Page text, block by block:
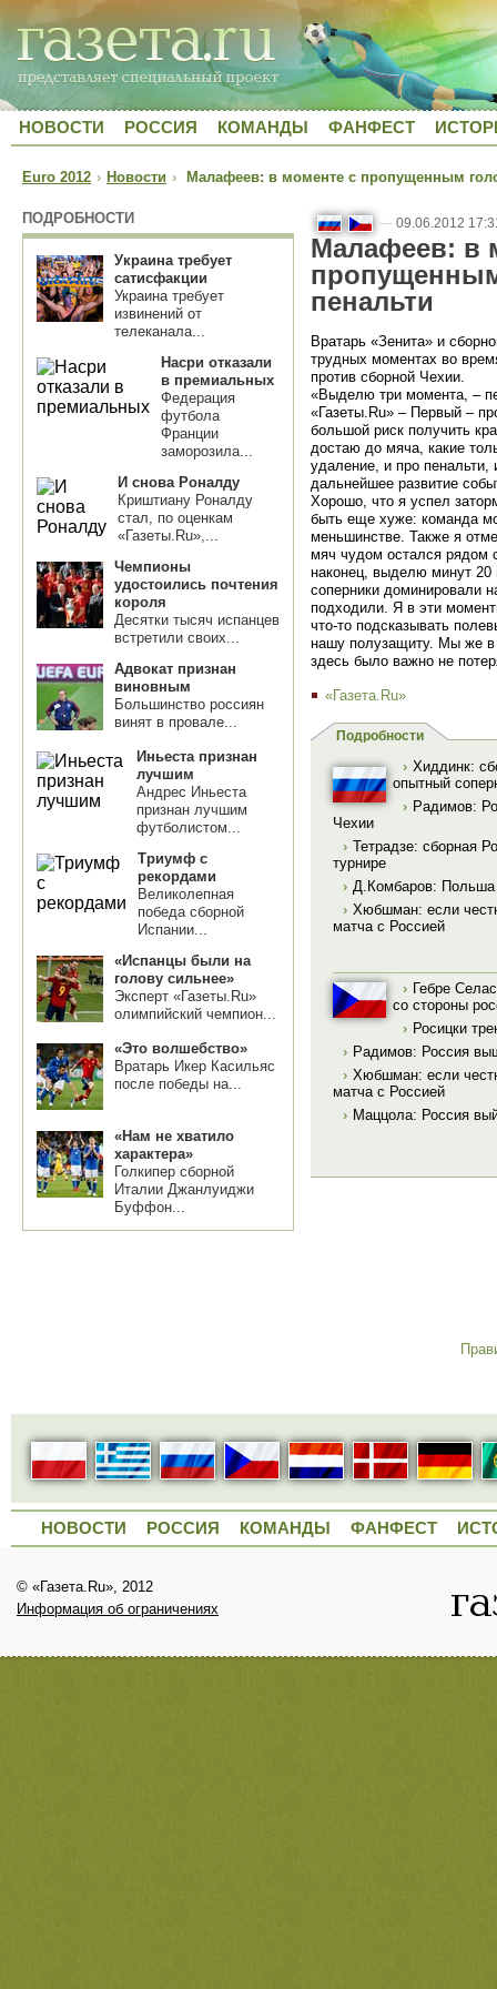
НОВОСТИ РОССИЯ КОМАНДЫ ФАНФЕСТ
Euro 2012 › Новости › Малафеев: в моменте с пропущенным
ПОДРОБНОСТИ
Украина требует
сатисфакции
Украина требует
извинений от
телеканала...
Насри отказали
в премиальных
Федерация
футбола
Франции
заморозила...
И снова Роналду
Криштиану Роналду
стал, по оценкам
«Газеты.Ru»,...
Чемпионы
удостоились почтения
короля
Десятки тысяч испанцев
встретили своих...
Адвокат признан
виновным
Большинство россиян
винят в провале...
Иньеста признан
лучшим
Андрес Иньеста
признан лучшим
футболистом...
Триумф с
рекордами
Великолепная
победа сборной
Испании...
«Испанцы были на
голову сильнее»
Эксперт «Газеты.Ru»
олимпийский чемпион...
«Это волшебство»
Вратарь Икер Касильяс
после победы на...
«Нам не хватило
характера»
Голкипер сборной
Италии Джанлуиджи
Буффон...
— 09.06.2012
Малафеев: в
пенальти
Вратарь «Зенита» и
трудных моментах во
против сборной Чехии.
«Выделю три момента, –
«Газеты.Ru» – Первый –
большой риск получить
достаю до мяча, какие
удаление, и про пенальти,
дальнейшее развитие
Хорошо, что я успел
быть еще хуже: команда
меньшинстве. Также я
мяч чудом остался рядом
наконец, выделю минут 20
соперники доминировали
подходили. Я в эти
что-то подсказывать
нашу полузащиту. Мы же в
здесь было важно не
«Газета.Ru»
Подробности
› Хиддинк:
опытный
› Радимов:
Чехии
› Тетрадзе: сборная
турнире
› Д.Комбаров: Польша
› Хюбшман: если
матча с Россией
› Гебре
со стороны
› Росицки
› Радимов: Россия
› Хюбшман: если
матча с Россией
› Маццола: Россия
НОВОСТИ РОССИЯ КОМАНДЫ ФАНФЕСТ
© «Газета.Ru», 2012
Информация об ограничениях